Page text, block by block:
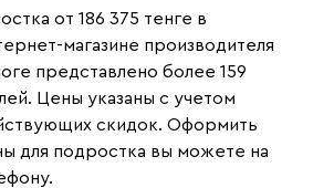
от 186 375 тенге в
магазине производителя
представлено более 159
Цены указаны с учетом
скидок. Оформить
для подростка вы можете на